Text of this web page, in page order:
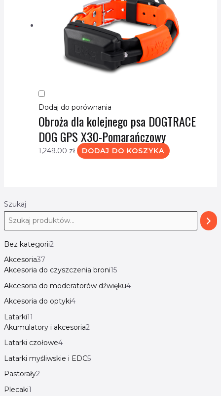
Szukaj
Bez kategorii2
Akcesoria37
Akcesoria do czyszczenia broni15
Akcesoria do moderatorów dźwięku4
Akcesoria do optyki4
Latarki11
Akumulatory i akcesoria2
Latarki czołowe4
Latarki myśliwskie i EDC5
Pastorały2
Plecaki1
Dodaj do porównania
Obroża dla kolejnego psa DOGTRACE
DOG GPS X30-Pomarańczowy
1,249.00 zł DODAJ DO KOSZYKA